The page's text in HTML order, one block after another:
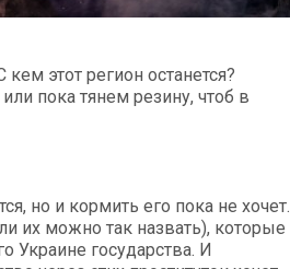
этот регион останется?
пока тянем резину, чтоб в
но и кормить его пока не хочет.
их можно так назвать), которые
государства. И